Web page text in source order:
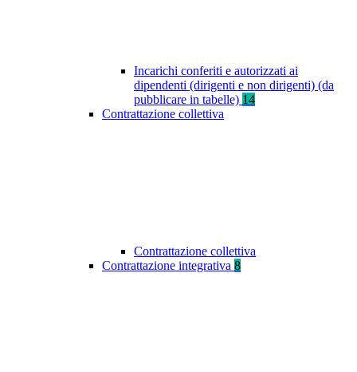
Incarichi conferiti e autorizzati ai
dipendenti (dirigenti e non dirigenti) (da
pubblicare in tabelle) 14
Contrattazione collettiva
Contrattazione collettiva
Contrattazione integrativa 8